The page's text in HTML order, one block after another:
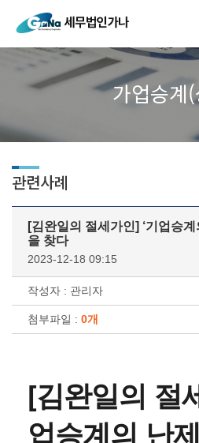
가업승계
관련사례
[김완일의 절세가인] ‘기업승
을 찾다
2023-12-18 09:15
작성자 : 관리자
첨부파일 : 0개
[김완일의 절
업승계의 난